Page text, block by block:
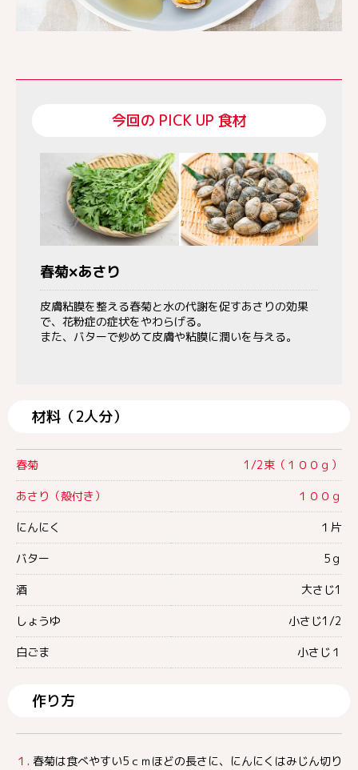
今回の PICK UP 食材
春菊×あさり
皮膚粘膜を整える春菊と水の代謝を促すあさりの効果
で、花粉症の症状をやわらげる。
また、バターで炒めて皮膚や粘膜に潤いを与える。
材料（2人分）
春菊 1/2束（１００ｇ）
あさり（殻付き） １００ｇ
にんにく １片
バター 5ｇ
酒 大さじ1
しょうゆ 小さじ1/2
白ごま 小さじ１
作り方
１. 春菊は食べやすい5ｃｍほどの長さに、にんにくはみじん切り